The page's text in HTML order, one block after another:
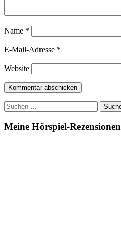
Name *
E-Mail-Adresse *
Website
Suchen
nach:
Meine Hörspiel-Rezensionen